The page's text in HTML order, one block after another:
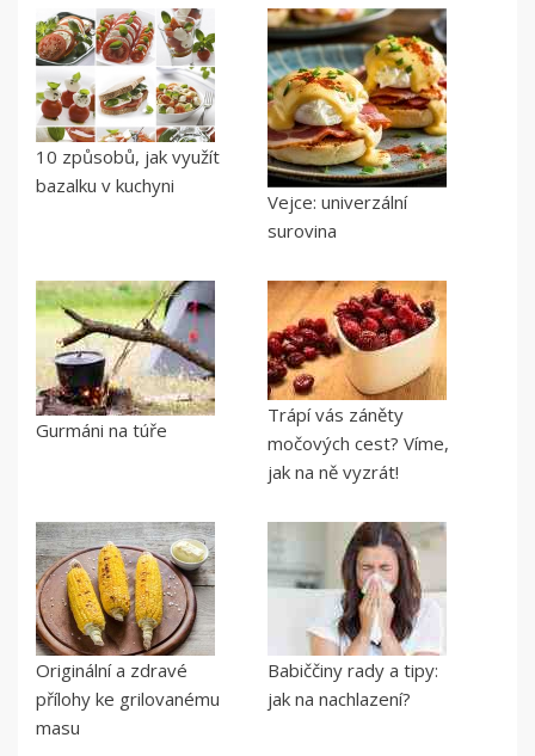
10 způsobů, jak využít
bazalku v kuchyni
Vejce: univerzální
surovina
Gurmáni na túře
Trápí vás záněty
močových cest? Víme,
jak na ně vyzrát!
Originální a zdravé
přílohy ke grilovanému
masu
Babiččiny rady a tipy:
jak na nachlazení?